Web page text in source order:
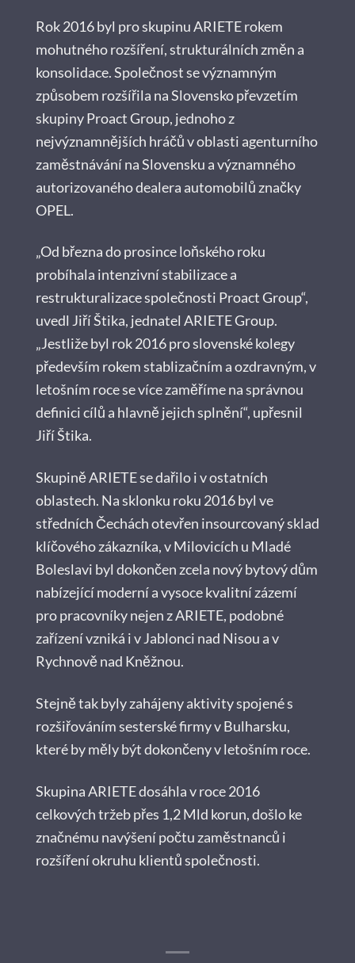
Rok 2016 byl pro skupinu ARIETE rokem
mohutného rozšíření, strukturálních změn a
konsolidace. Společnost se významným
způsobem rozšířila na Slovensko převzetím
skupiny Proact Group, jednoho z
nejvýznamnějších hráčů v oblasti agenturního
zaměstnávání na Slovensku a významného
autorizovaného dealera automobilů značky
OPEL.
„Od března do prosince loňského roku
probíhala intenzivní stabilizace a
restrukturalizace společnosti Proact Group“,
uvedl Jiří Štika, jednatel ARIETE Group.
„Jestliže byl rok 2016 pro slovenské kolegy
především rokem stablizačním a ozdravným, v
letošním roce se více zaměříme na správnou
definici cílů a hlavně jejich splnění“, upřesnil
Jiří Štika.
Skupině ARIETE se dařilo i v ostatních
oblastech. Na sklonku roku 2016 byl ve
středních Čechách otevřen insourcovaný sklad
klíčového zákazníka, v Milovicích u Mladé
Boleslavi byl dokončen zcela nový bytový dům
nabízející moderní a vysoce kvalitní zázemí
pro pracovníky nejen z ARIETE, podobné
zařízení vzniká i v Jablonci nad Nisou a v
Rychnově nad Kněžnou.
Stejně tak byly zahájeny aktivity spojené s
rozšiřováním sesterské firmy v Bulharsku,
které by měly být dokončeny v letošním roce.
Skupina ARIETE dosáhla v roce 2016
celkových tržeb přes 1,2 Mld korun, došlo ke
značnému navýšení počtu zaměstnanců i
rozšíření okruhu klientů společnosti.